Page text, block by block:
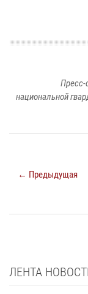
Пресс-
национальной
← Предыдущая
ЛЕНТА